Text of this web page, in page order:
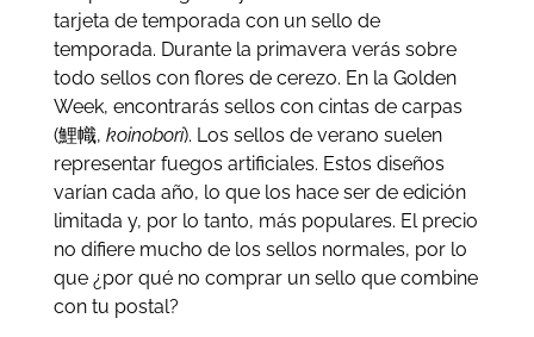
tarjeta de temporada con un sello de
temporada. Durante la primavera verás sobre
todo sellos con flores de cerezo. En la Golden
Week, encontrarás sellos con cintas de carpas
(鯉幟, koinobori). Los sellos de verano suelen
representar fuegos artificiales. Estos diseños
varían cada año, lo que los hace ser de edición
limitada y, por lo tanto, más populares. El precio
no difiere mucho de los sellos normales, por lo
que ¿por qué no comprar un sello que combine
con tu postal?